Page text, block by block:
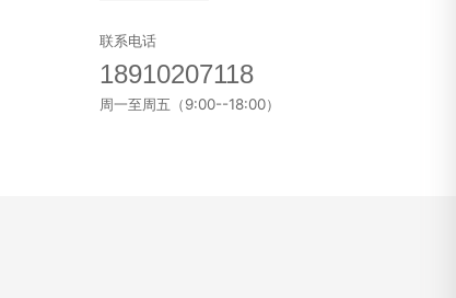
联系电话
18910207118
周一至周五（9:00--18:00）